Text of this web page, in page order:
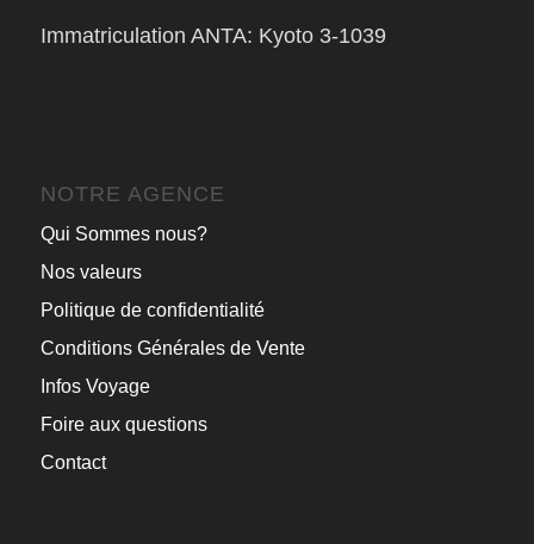
Immatriculation ANTA: Kyoto 3-1039
NOTRE AGENCE
Qui Sommes nous?
Nos valeurs
Politique de confidentialité
Conditions Générales de Vente
Infos Voyage
Foire aux questions
Contact